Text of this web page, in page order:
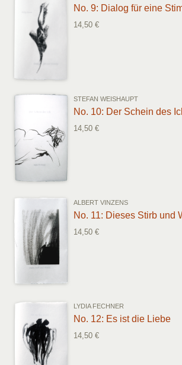
No. 9: Dialog für eine
14,50 €
STEFAN WEISHAUPT
No. 10: Der Schein des
14,50 €
ALBERT VINZENS
No. 11: Dieses Stirb und
14,50 €
LYDIA FECHNER
No. 12: Es ist die Liebe
14,50 €